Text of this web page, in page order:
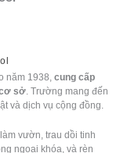
năm 1938, cung cấp
sở . Trường mang đến
và dịch vụ cộng đồng.
vườn, trau dồi tinh
ngoại khóa, và rèn